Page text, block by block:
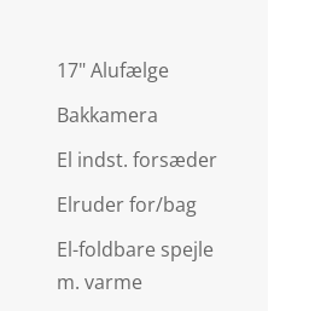
17" Alufælge
Bakkamera
El indst. forsæder
Elruder for/bag
El-foldbare spejle
m. varme